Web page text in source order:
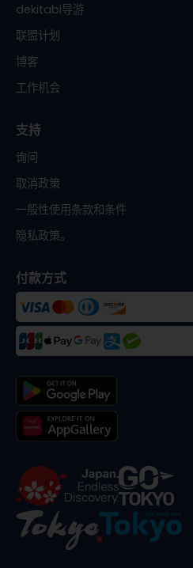
dekitabi导游
联盟计划
博客
工作机会
支持
询问
取消政策
一般性使用条款和条件
隐私政策。
付款方式